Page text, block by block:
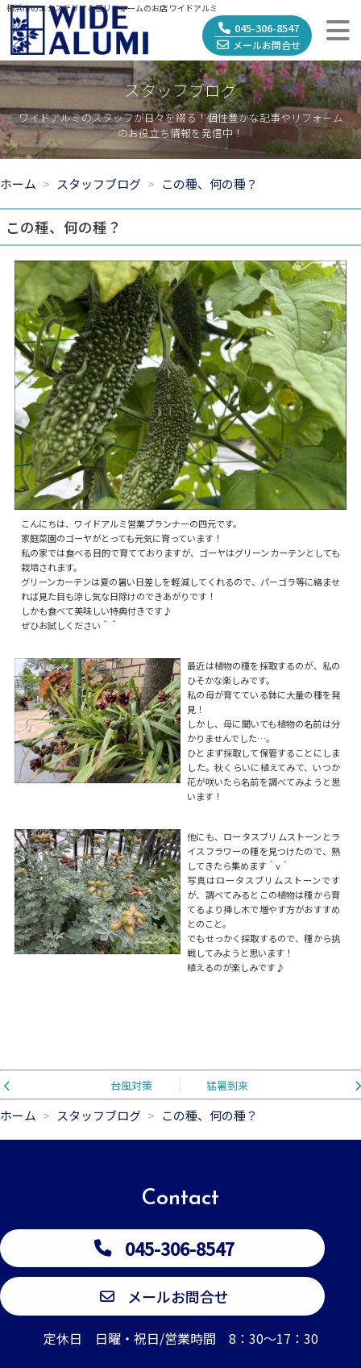
横浜市のエクステリア＆窓リフォームのお店 ワイドアルミ
045-306-8547
メールお問合せ
スタッフブログ
ワイドアルミのスタッフが日々を綴る！個性豊かな記事やリフォーム
のお役立ち情報を発信中！
ホーム スタッフブログ この種、何の種？
この種、何の種？
こんにちは、ワイドアルミ営業プランナーの四元です。
家庭菜園のゴーヤがとっても元気に育っています！
私の家では食べる目的で育てておりますが、ゴーヤはグリーンカーテンとしても
栽培されます。
グリーンカーテンは夏の暑い日差しを軽減してくれるので、パーゴラ等に絡ませ
れば見た目も涼し気な日除けのできあがりです！
しかも食べて美味しい特典付きです♪
ぜひお試しください＾＾
最近は植物の種を採取するのが、私の
ひそかな楽しみです。
私の母が育てている鉢に大量の種を発
見！
しかし、母に聞いても植物の名前は分
かりませんでした…。
ひとまず採取して保管することにしま
した。秋くらいに植えてみて、いつか
花が咲いたら名前を調べてみようと思
います！
他にも、ロータスブリムストーンとラ
イスフラワーの種を見つけたので、熟
してきたら集めます＾v＾
写真はロータスブリムストーンです
が、調べてみるとこの植物は種から育
てるより挿し木で増やす方がおすすめ
とのこと。
でもせっかく採取するので、種から挑
戦してみようと思います！
植えるのが楽しみです♪
猛暑到来
台風対策
ホーム スタッフブログ この種、何の種？
Contact
045-306-8547
メールお問合せ
定休日 日曜・祝日/営業時間 8：30～17：30